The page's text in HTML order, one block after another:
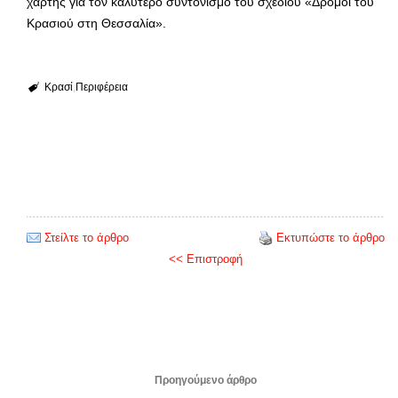
Κρασιού στη Θεσσαλία».
Κρασί Περιφέρεια
Στείλτε το άρθρο
Εκτυπώστε το άρθρο
<< Επιστροφή
Προηγούμενο άρθρο